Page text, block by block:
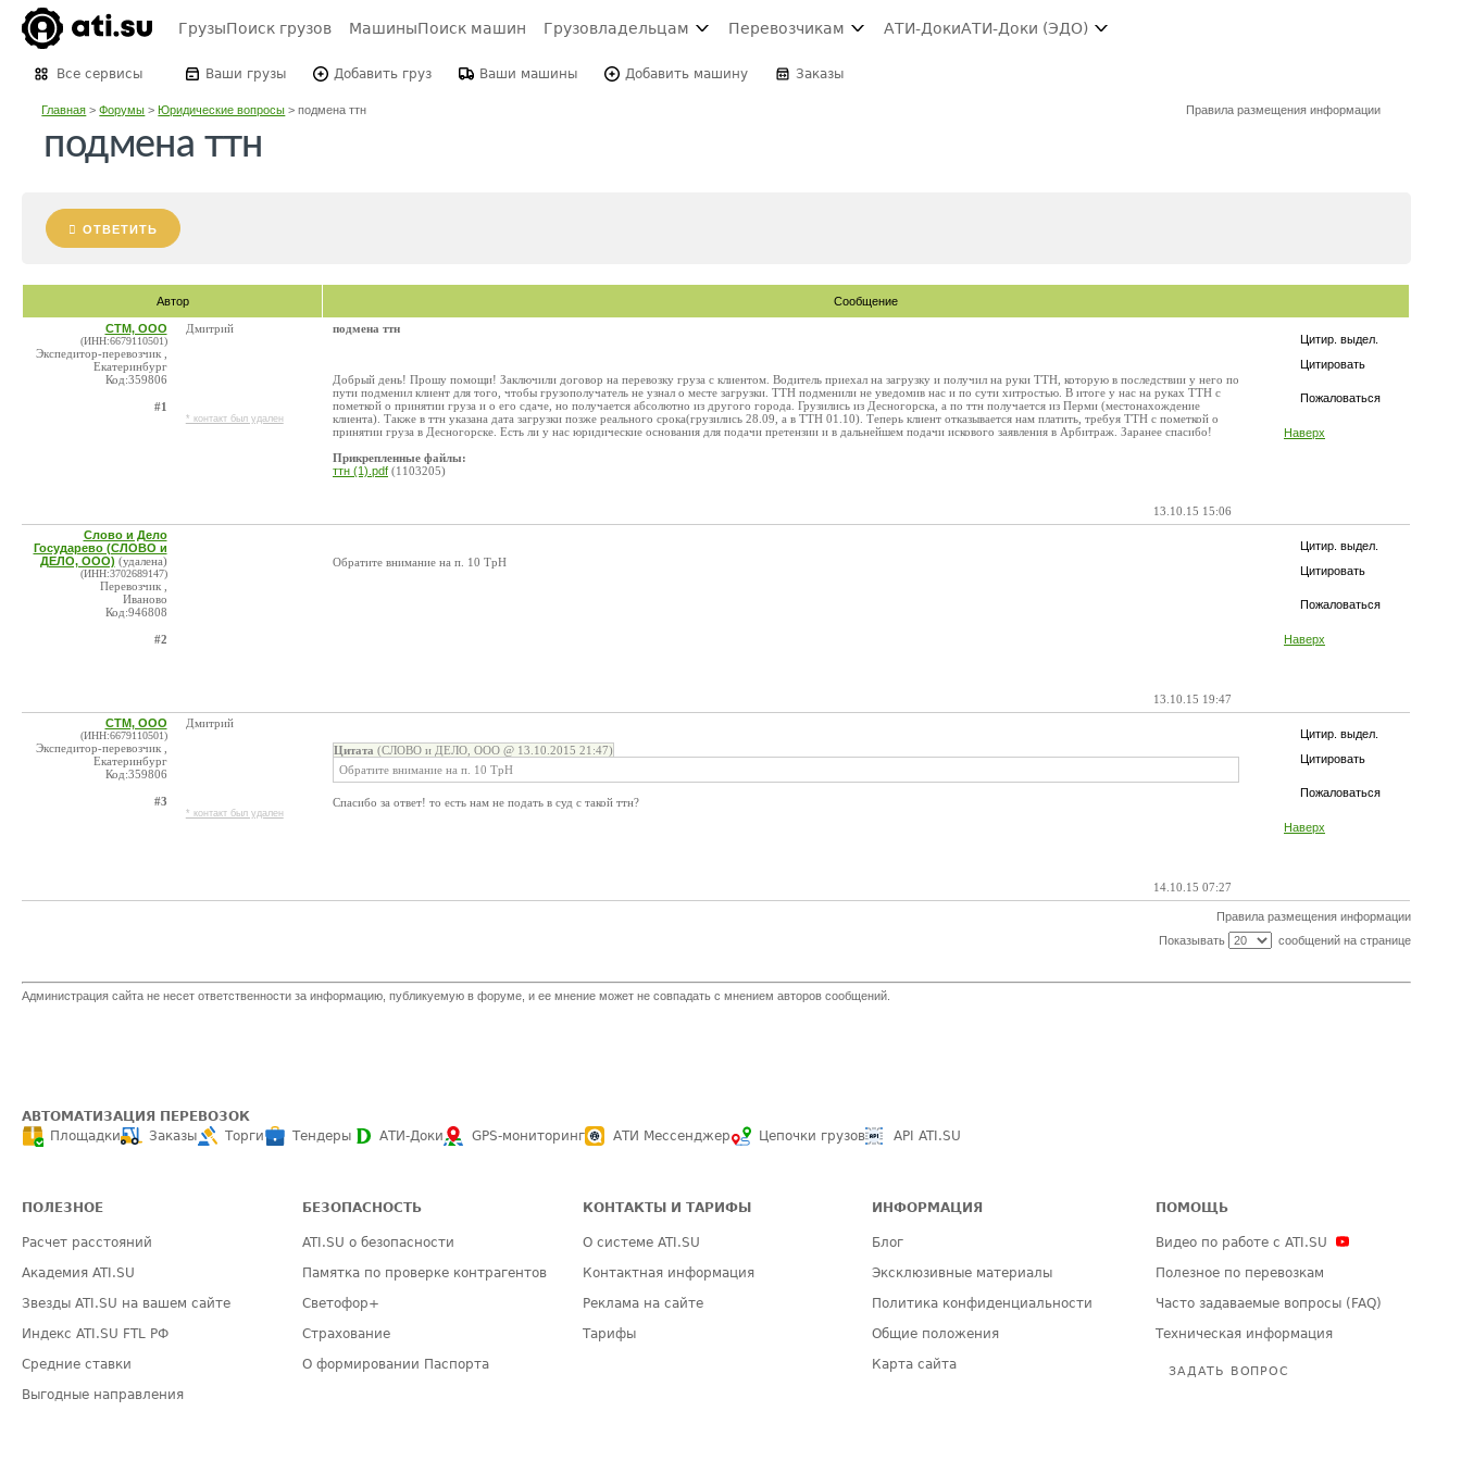
ГрузыПоиск грузов МашиныПоиск машин Грузовладельцам Перевозчикам АТИ-ДокиАТИ-Доки (ЭДО)
Все сервисы Ваши грузы Добавить груз Ваши машины Добавить машину Заказы
Главная >Форумы >Юридические вопросы >подмена ттн Правила размещения информации
подмена ттн
ОТВЕТИТЬ
Автор Сообщение
Цитир. выдел.
Цитировать
Пожаловаться
Наверх
СТМ, ООО
(ИНН:6679110501)
Экспедитор-перевозчик ,
Екатеринбург
Код:359806
#1
Дмитрий
* контакт был удален
подмена ттн
Добрый день! Прошу помощи! Заключили договор на перевозку груза с клиентом. Водитель приехал на загрузку и получил на руки ТТН, которую в последствии у него по
пути подменил клиент для того, чтобы грузополучатель не узнал о месте загрузки. ТТН подменили не уведомив нас и по сути хитростью. В итоге у нас на руках ТТН с
пометкой о принятии груза и о его сдаче, но получается абсолютно из другого города. Грузились из Десногорска, а по ттн получается из Перми (местонахождение
клиента). Также в ттн указана дата загрузки позже реального срока(грузились 28.09, а в ТТН 01.10). Теперь клиент отказывается нам платить, требуя ТТН с пометкой о
принятии груза в Десногорске. Есть ли у нас юридические основания для подачи претензии и в дальнейшем подачи искового заявления в Арбитраж. Заранее спасибо!
Прикрепленные файлы:
ттн (1).pdf (1103205)
13.10.15 15:06
Цитир. выдел.
Цитировать
Пожаловаться
Наверх
Слово и Дело
Государево (СЛОВО и
ДЕЛО, ООО) (удалена)
(ИНН:3702689147)
Перевозчик ,
Иваново
Код:946808
#2
Обратите внимание на п. 10 ТрН
13.10.15 19:47
Цитир. выдел.
Цитировать
Пожаловаться
Наверх
СТМ, ООО
(ИНН:6679110501)
Экспедитор-перевозчик ,
Екатеринбург
Код:359806
#3
Дмитрий
* контакт был удален
Цитата (СЛОВО и ДЕЛО, ООО @ 13.10.2015 21:47)
Обратите внимание на п. 10 ТрН
Спасибо за ответ! то есть нам не подать в суд с такой ттн?
14.10.15 07:27
Правила размещения информации
Показывать
сообщений на странице
Администрация сайта не несет ответственности за информацию, публикуемую в форуме, и ее мнение может не совпадать с мнением авторов сообщений.
АВТОМАТИЗАЦИЯ ПЕРЕВОЗОК
Площадки
Заказы Торги Тендеры АТИ-Доки GPS-мониторинг АТИ Мессенджер Цепочки грузов API ATI.SU
ПОЛЕЗНОЕ
Расчет расстояний
Академия ATI.SU
Звезды ATI.SU на вашем сайте
Индекс ATI.SU FTL РФ
Средние ставки
Выгодные направления
БЕЗОПАСНОСТЬ
ATI.SU о безопасности
Памятка по проверке контрагентов
Светофор+
Страхование
О формировании Паспорта
КОНТАКТЫ И ТАРИФЫ
О системе ATI.SU
Контактная информация
Реклама на сайте
Тарифы
ИНФОРМАЦИЯ
Блог
Эксклюзивные материалы
Политика конфиденциальности
Общие положения
Карта сайта
ПОМОЩЬ
Видео по работе с ATI.SU
Полезное по перевозкам
Часто задаваемые вопросы (FAQ)
Техническая информация
ЗАДАТЬ ВОПРОС